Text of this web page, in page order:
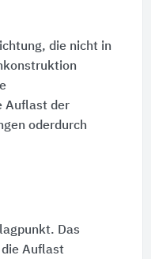
die nicht in
Auflast der
oderdurch
Das
Auflast